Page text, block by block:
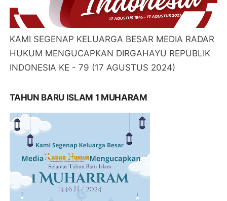
KAMI SEGENAP KELUARGA BESAR MEDIA RADAR
HUKUM MENGUCAPKAN DIRGAHAYU REPUBLIK
INDONESIA KE - 79 (17 AGUSTUS 2024)
TAHUN BARU ISLAM 1 MUHARAM